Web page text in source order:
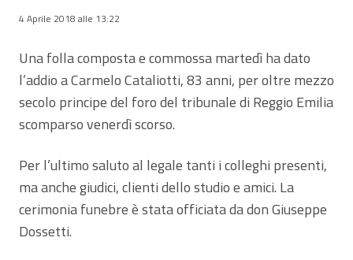
4 Aprile 2018 alle 13:22
Una folla composta e commossa martedì ha dato
l’addio a Carmelo Cataliotti, 83 anni, per oltre mezzo
secolo principe del foro del tribunale di Reggio Emilia
scomparso venerdì scorso.
Per l’ultimo saluto al legale tanti i colleghi presenti,
ma anche giudici, clienti dello studio e amici. La
cerimonia funebre è stata officiata da don Giuseppe
Dossetti.